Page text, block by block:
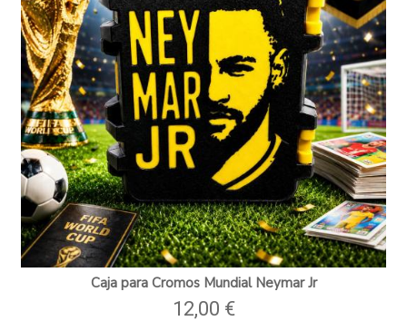
Caja para Cromos Mundial Neymar Jr
12,00 €